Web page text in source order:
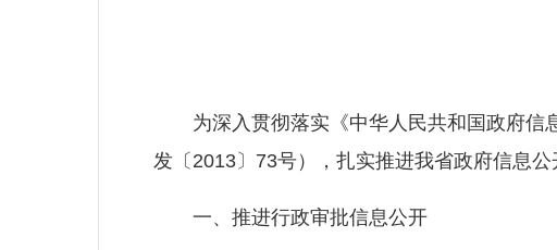
为深入贯彻落实《中华人民共和国政府信
发〔2013〕73号），扎实推进我省政府信息
一、推进行政审批信息公开